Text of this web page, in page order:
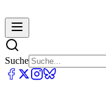
Suche